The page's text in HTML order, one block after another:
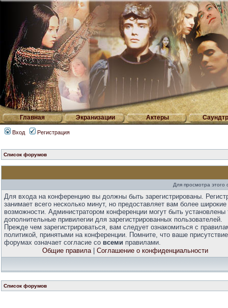
Главная Экранизации Актеры
Вход Регистрация
Список форумов
Для просмотра
Для входа на конференцию вы должны быть зарегистрированы.
занимает всего несколько минут, но предоставляет вам более широкие
возможности. Администратором конференции могут быть установлены
дополнительные привилегии для зарегистрированных пользователей.
Прежде чем зарегистрироваться, вам следует ознакомиться с
политикой, принятыми на конференции. Помните, что ваше
форумах означает согласие со всеми правилами.
Общие правила| Соглашение о конфиденциальности
Список форумов